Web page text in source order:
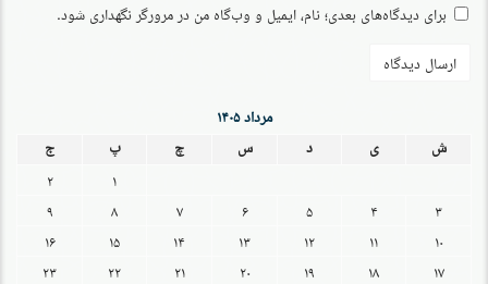
برای دیدگاه‌های بعدی؛ نام، ایمیل و وب‌گاه من در مرورگر نگهداری شود.
مرداد ۱۴۰۵
ش
ی د س چ پ
ج
۱
۲
۳
۴ ۵ ۶ ۷ ۸
۹
۱۰
۱۱ ۱۲ ۱۳ ۱۴ ۱۵
۱۶
۱۷
۱۸ ۱۹ ۲۰ ۲۱ ۲۲
۲۳